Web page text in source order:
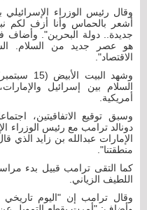
وقال رئيس الوزراء الإسرائيلي
أشعر بالحماس وأنا أزف لكم
جديدة.. دولة البحرين". وأضاف
هو عصر جديد من السلام.
الاقتصاد".
السلام بين إسرائيل
أمريكية.
وسبق توقيع الاتفاقيتين،
دونالد ترامب مع رئيس الوزراء
الإمارات عبدالله بن زايد الذي
منطقتنا".
كما التقى ترامب قبيل بدء
اللطيف الزياني.
وقال ترامب إن "اليوم